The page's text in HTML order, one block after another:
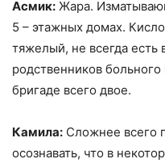
Асмик: Жара.
5 – этажных домах.
тяжелый, не всегда есть
родственников
бригаде всего двое.
Камила: Сложнее всего
осознавать, что в